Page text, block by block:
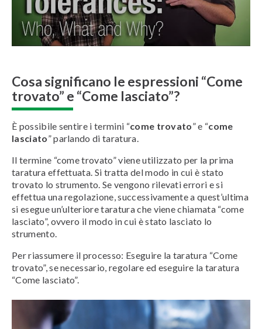
Cosa significano le espressioni “Come
trovato” e “Come lasciato”?
È possibile sentire i termini “come trovato” e “come
lasciato” parlando di taratura.
Il termine “come trovato” viene utilizzato per la prima
taratura effettuata. Si tratta del modo in cui è stato
trovato lo strumento. Se vengono rilevati errori e si
effettua una regolazione, successivamente a quest’ultima
si esegue un’ulteriore taratura che viene chiamata “come
lasciato”, ovvero il modo in cui è stato lasciato lo
strumento.
Per riassumere il processo: Eseguire la taratura “Come
trovato”, se necessario, regolare ed eseguire la taratura
“Come lasciato”.